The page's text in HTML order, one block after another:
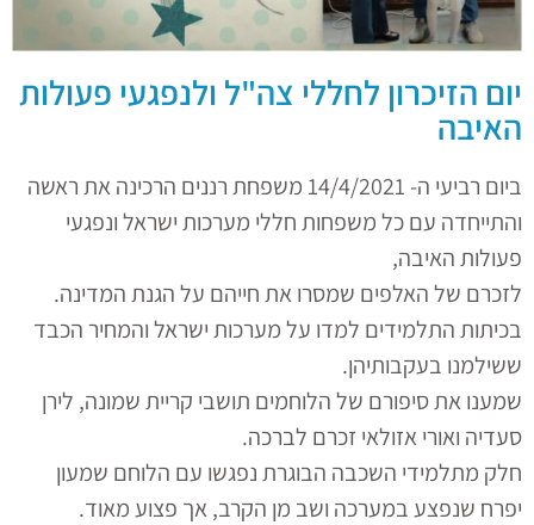
יום הזיכרון לחללי צה"ל ולנפגעי פעולות
האיבה
ביום רביעי ה- 14/4/2021 משפחת רננים הרכינה את ראשה
והתייחדה עם כל משפחות חללי מערכות ישראל ונפגעי
פעולות האיבה,
לזכרם של האלפים שמסרו את חייהם על הגנת המדינה.
בכיתות התלמידים למדו על מערכות ישראל והמחיר הכבד
ששילמנו בעקבותיהן.
שמענו את סיפורם של הלוחמים תושבי קריית שמונה, לירן
סעדיה ואורי אזולאי זכרם לברכה.
חלק מתלמידי השכבה הבוגרת נפגשו עם הלוחם שמעון
יפרח שנפצע במערכה ושב מן הקרב, אך פצוע מאוד.